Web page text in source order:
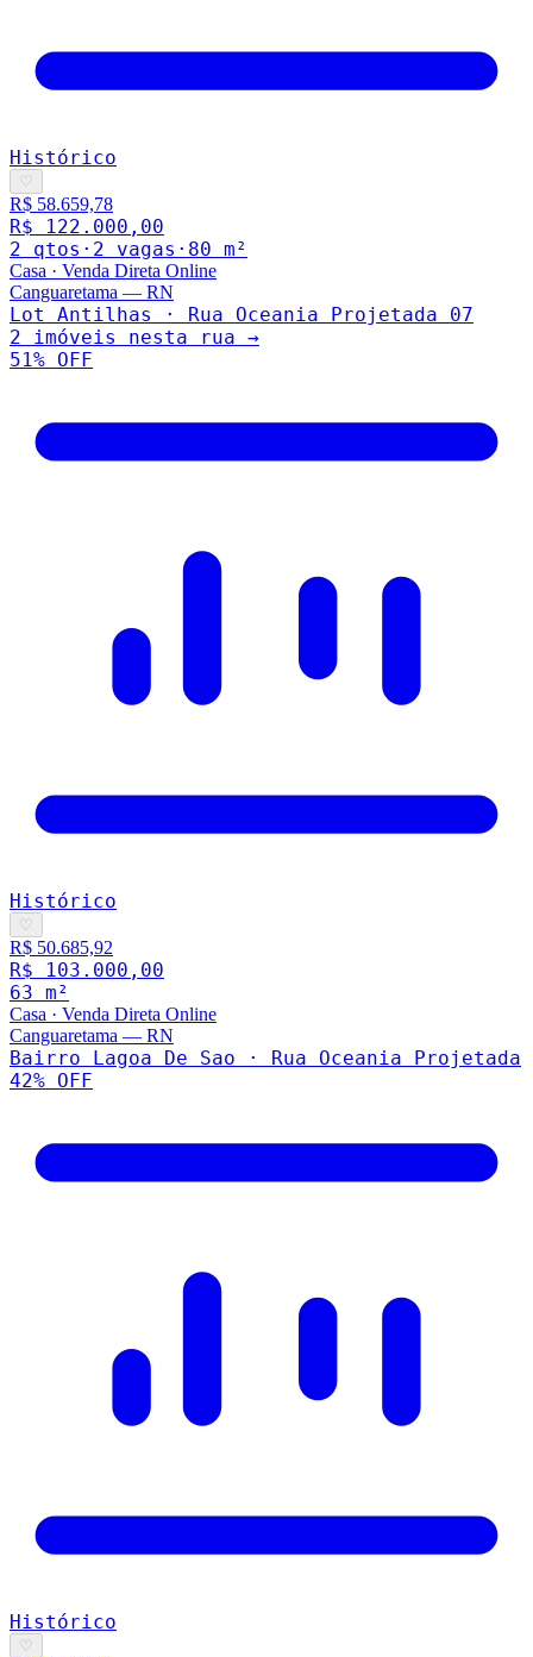
Histórico
♡
R$ 58.659,78
R$ 122.000,00
2 qtos · 2 vagas · 80 m²
Casa · Venda Direta Online
Canguaretama — RN
Lot Antilhas · Rua Oceania Projetada 07
2 imóveis nesta rua →
51% OFF
Histórico
♡
R$ 50.685,92
R$ 103.000,00
63 m²
Casa · Venda Direta Online
Canguaretama — RN
Bairro Lagoa De Sao · Rua Oceania Projetada
42% OFF
Histórico
♡